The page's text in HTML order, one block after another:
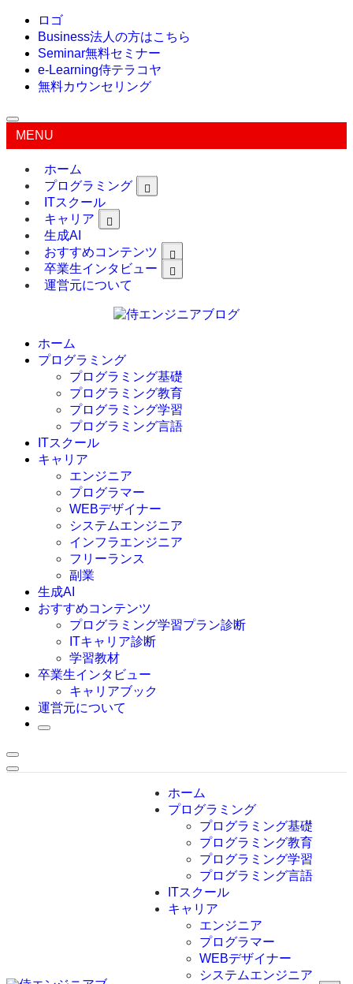
ロゴ
Business法人の方はこちら
Seminar無料セミナー
e-Learning侍テラコヤ
無料カウンセリング
MENU
ホーム
プログラミング
ITスクール
キャリア
生成AI
おすすめコンテンツ
卒業生インタビュー
運営元について
ホーム
プログラミング
プログラミング基礎
プログラミング教育
プログラミング学習
プログラミング言語
C言語
C#
VBA
Go言語
Kotlin
Java
JavaScript
Swift
Ruby
その他言語
ITスクール
キャリア
エンジニア
プログラマー
WEBデザイナー
システムエンジニア
インフラエンジニア
フリーランス
副業
生成AI
おすすめコンテンツ
プログラミング学習プラン診断
ITキャリア診断
学習教材
卒業生インタビュー
キャリアブック
運営元について
ホーム
プログラミング
プログラミング基礎
プログラミング教育
プログラミング学習
プログラミング言語
C言語
C#
VBA
Go言語
Kotlin
ITスクール
キャリア
エンジニア
プログラマー
WEBデザイナー
システムエンジニア